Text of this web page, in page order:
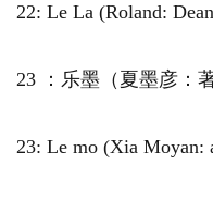
22: Le La (Roland:
23 ：乐墨（夏墨彦：
23: Le mo (Xia Moyan: